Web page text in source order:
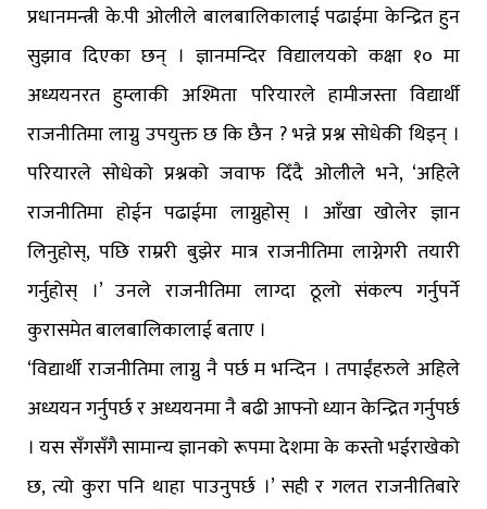
प्रधानमन्त्री के.पी ओलीले बालबालिकालाई पढाईमा केन्द्रित हुन
सुझाव दिएका छन् । ज्ञानमन्दिर विद्यालयको कक्षा १० मा
अध्ययनरत हुम्लाकी अश्मिता परियारले हामीजस्ता विद्यार्थी
राजनीतिमा लाग्नु उपयुक्त छ कि छैन ? भन्ने प्रश्न सोधेकी थिइन् ।
परियारले सोधेको प्रश्नको जवाफ दिँदै ओलीले भने, ‘अहिले
राजनीतिमा होईन पढाईमा लाग्नुहोस् । आँखा खोलेर ज्ञान
लिनुहोस्, पछि राम्ररी बुझेर मात्र राजनीतिमा लाग्नेगरी तयारी
गर्नुहोस् ।’ उनले राजनीतिमा लाग्दा ठूलो संकल्प गर्नुपर्ने
कुरासमेत बालबालिकालाई बताए ।
‘विद्यार्थी राजनीतिमा लाग्नु नै पर्छ म भन्दिन । तपाईंहरुले अहिले
अध्ययन गर्नुपर्छ र अध्ययनमा नै बढी आफ्नो ध्यान केन्द्रित गर्नुपर्छ
। यस सँगसँगै सामान्य ज्ञानको रूपमा देशमा के कस्तो भईराखेको
छ, त्यो कुरा पनि थाहा पाउनुपर्छ ।’ सही र गलत राजनीतिबारे